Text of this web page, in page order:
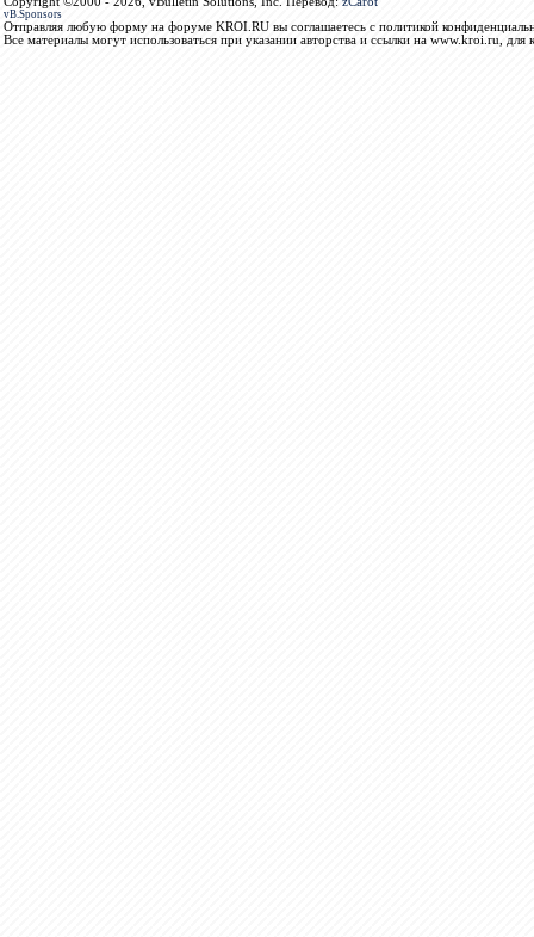
vB.Sponsors
Отправляя любую форму на форуме KROI.RU вы соглашаетесь с политикой
Все материалы могут использоваться при указании авторства и ссылки на www.kroi.ru, для